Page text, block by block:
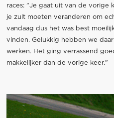
races: "Je gaat uit van de vorige
je zult moeten veranderen om
vandaag dus het was best
vinden. Gelukkig hebben we
werken. Het ging verrassend
makkelijker dan de vorige keer."